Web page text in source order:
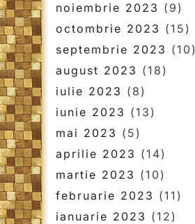
noiembrie 2023 (9)
octombrie 2023 (15)
septembrie 2023 (10)
august 2023 (18)
iulie 2023 (8)
iunie 2023 (13)
mai 2023 (5)
aprilie 2023 (14)
martie 2023 (10)
februarie 2023 (11)
ianuarie 2023 (12)